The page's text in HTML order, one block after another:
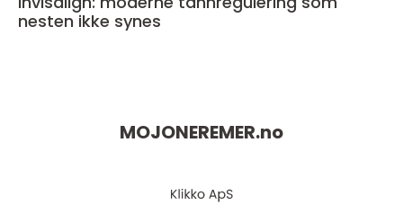
nesten ikke synes
MOJONEREMER.no